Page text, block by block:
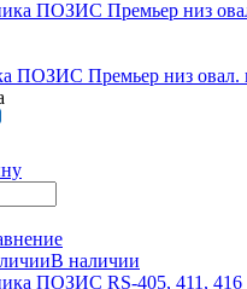
ПОЗИС Премьер низ овал.
В наличии